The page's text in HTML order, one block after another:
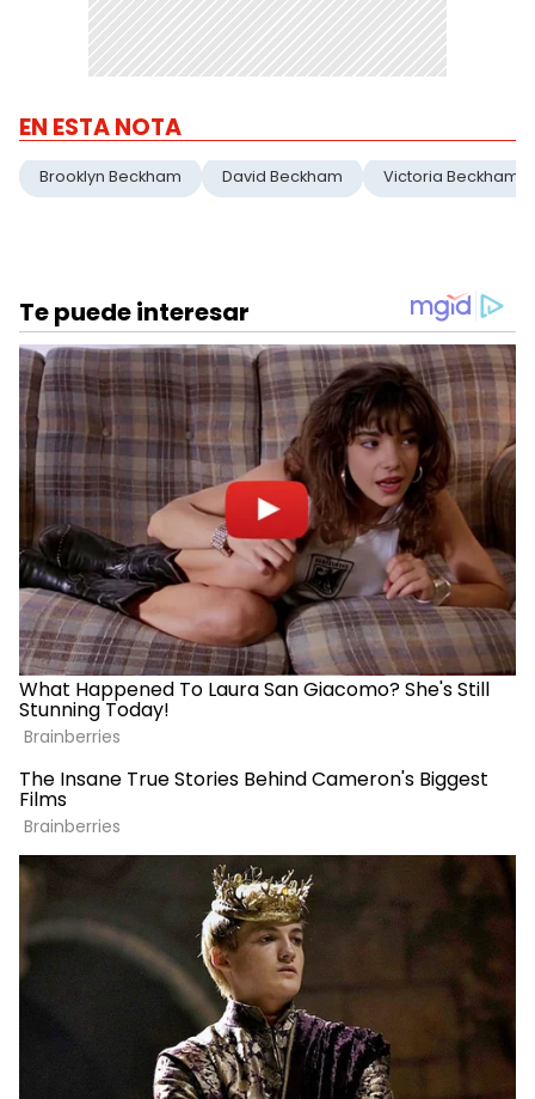
EN ESTA NOTA
Brooklyn Beckham David Beckham Victoria Beckham